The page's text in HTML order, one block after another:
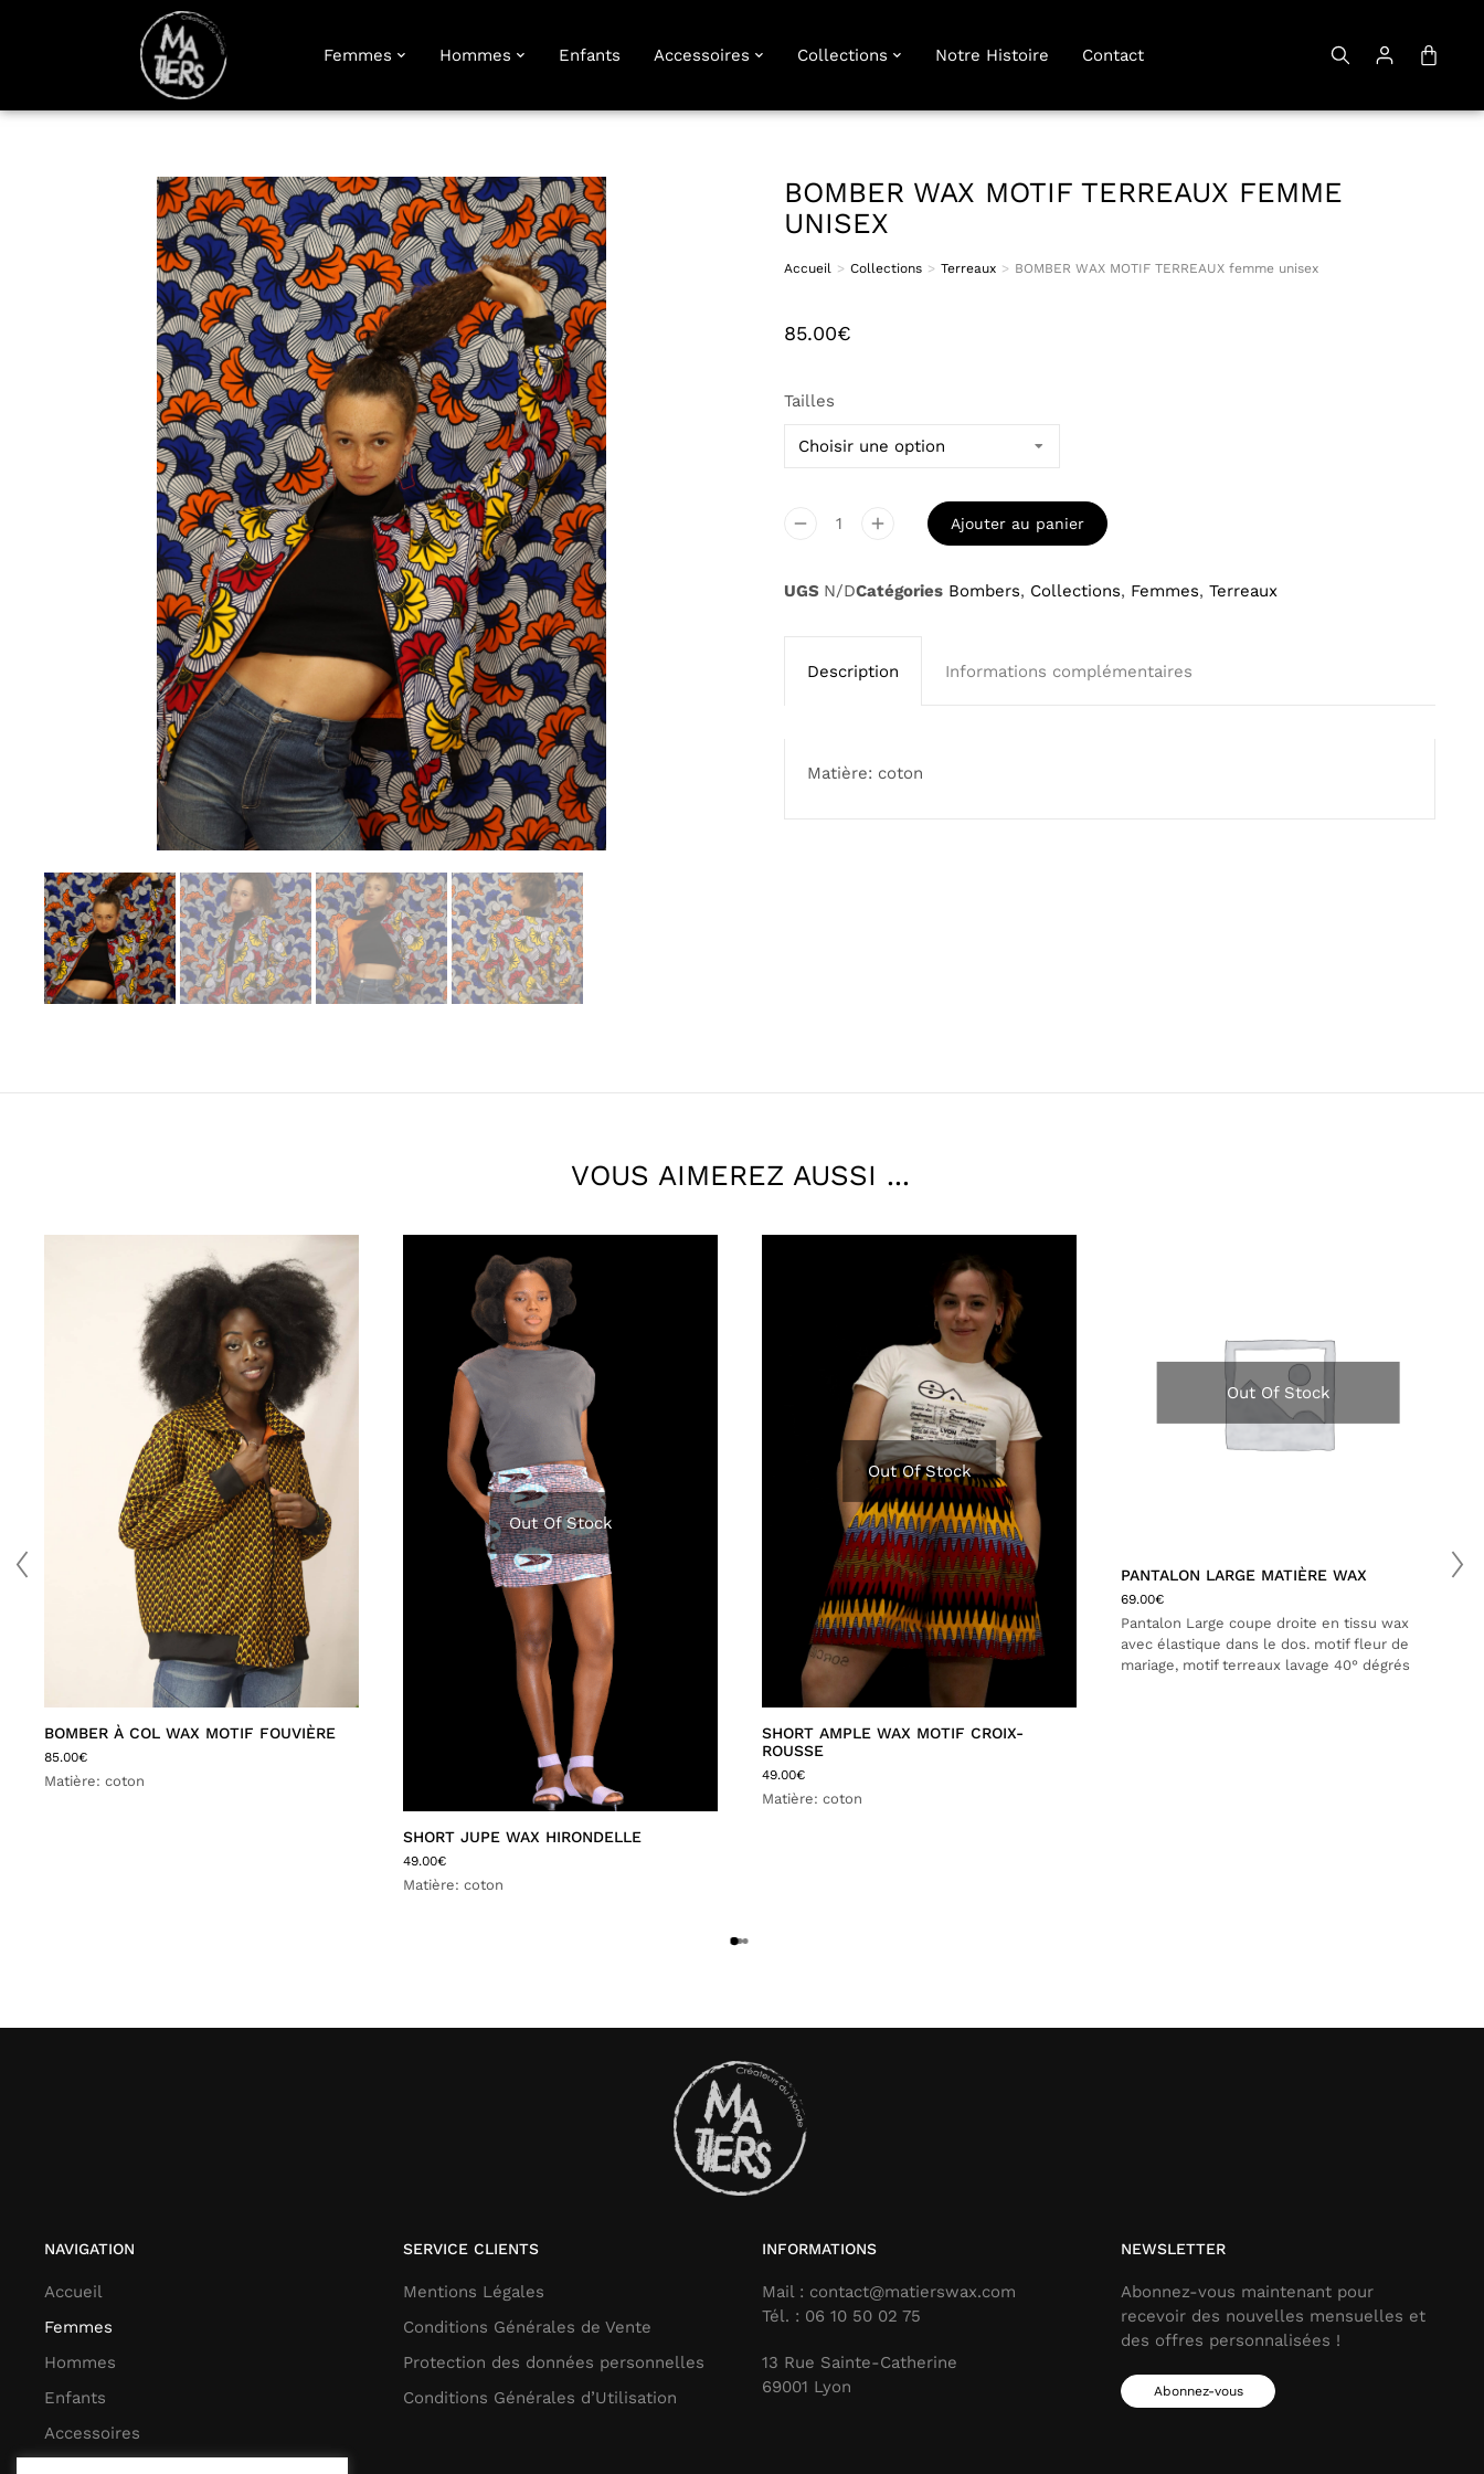
Femmes Hommes Enfants Accessoires Collections Notre Histoire Contact
BOMBER WAX MOTIF TERREAUX FEMME
UNISEX
Vous êtes ici :
Accueil Collections Terreaux BOMBER WAX MOTIF TERREAUX femme unisex
85.00€
Tailles
Ajouter au panier
UGS N/DCatégories Bombers, Collections, Femmes, Terreaux
Description Informations complémentaires
Matière: coton
VOUS AIMEREZ AUSSI ...
BOMBER À COL WAX MOTIF FOUVIÈRE
85.00€
Matière: coton
Out Of Stock
SHORT JUPE WAX HIRONDELLE
49.00€
Matière: coton
Out Of Stock
SHORT AMPLE WAX MOTIF CROIX-
ROUSSE
49.00€
Matière: coton
Out Of Stock
PANTALON LARGE MATIÈRE WAX
69.00€
Pantalon Large coupe droite en tissu wax
avec élastique dans le dos. motif fleur de
mariage, motif terreaux lavage 40° dégrés
NAVIGATION
Accueil
Femmes
Hommes
Enfants
Accessoires
SERVICE CLIENTS
Mentions Légales
Conditions Générales de Vente
Protection des données personnelles
Conditions Générales d’Utilisation
INFORMATIONS
Mail : contact@matierswax.com
Tél. : 06 10 50 02 75
13 Rue Sainte-Catherine
69001 Lyon
NEWSLETTER
Abonnez-vous maintenant pour
recevoir des nouvelles mensuelles et
des offres personnalisées !
Abonnez-vous